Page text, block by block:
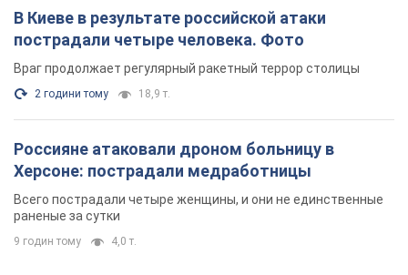
В Киеве в результате российской атаки
пострадали четыре человека. Фото
Враг продолжает регулярный ракетный террор столицы
2 години тому 18,9 т.
Россияне атаковали дроном больницу в
Херсоне: пострадали медработницы
Всего пострадали четыре женщины, и они не единственные
раненые за сутки
9 годин тому 4,0 т.